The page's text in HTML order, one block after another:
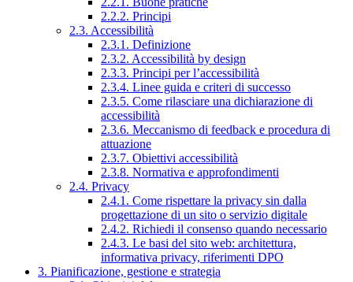
2.2.2. Principi
2.3. Accessibilità
2.3.1. Definizione
2.3.2. Accessibilità by design
2.3.3. Principi per l’accessibilità
2.3.4. Linee guida e criteri di successo
2.3.5. Come rilasciare una dichiarazione di
accessibilità
2.3.6. Meccanismo di feedback e procedura di
attuazione
2.3.7. Obiettivi accessibilità
2.3.8. Normativa e approfondimenti
2.4. Privacy
2.4.1. Come rispettare la privacy sin dalla
progettazione di un sito o servizio digitale
2.4.2. Richiedi il consenso quando necessario
2.4.3. Le basi del sito web: architettura,
informativa privacy, riferimenti DPO
3. Pianificazione, gestione e strategia